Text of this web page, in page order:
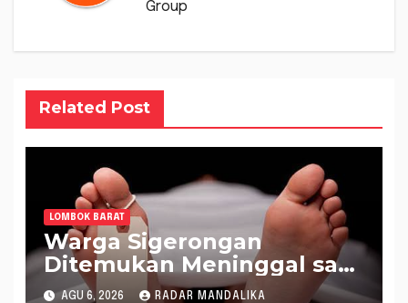
Group
Related Post
LOMBOK BARAT
Warga Sigerongan
Ditemukan Meninggal saat
Setrum Ikan di Sungai
AGU 6, 2026 RADAR MANDALIKA